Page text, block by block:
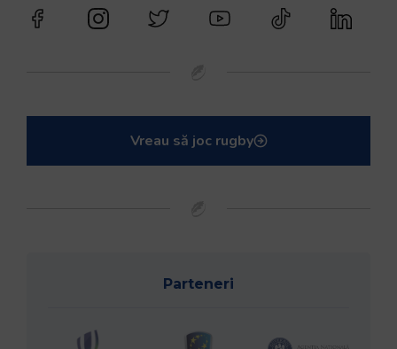
Vreau să joc rugby
Parteneri